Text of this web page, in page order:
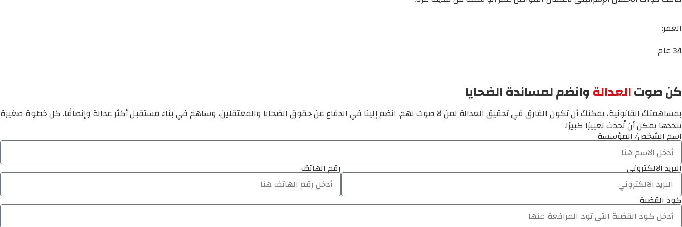
العمر:
34 عام
كن صوتالعدالةوانضم لمساندة الضحايا
بمساهمتك القانونية، يمكنك أن تكون الفارق في تحقيق العدالة لمن لا صوت لهم. انضم إلينا في الدفاع عن حقوق الضحايا والمعتقلين، وساهم في بناء مستقبل أكثر عدالة وإنصافًا. كل خطوة صغيرة
تتخذها يمكن أن تُحدث تغييرًا كبيرًا.
اسم الشخص/ المؤسسة
البريد الالكتروني رقم الهاتف
كود القضية